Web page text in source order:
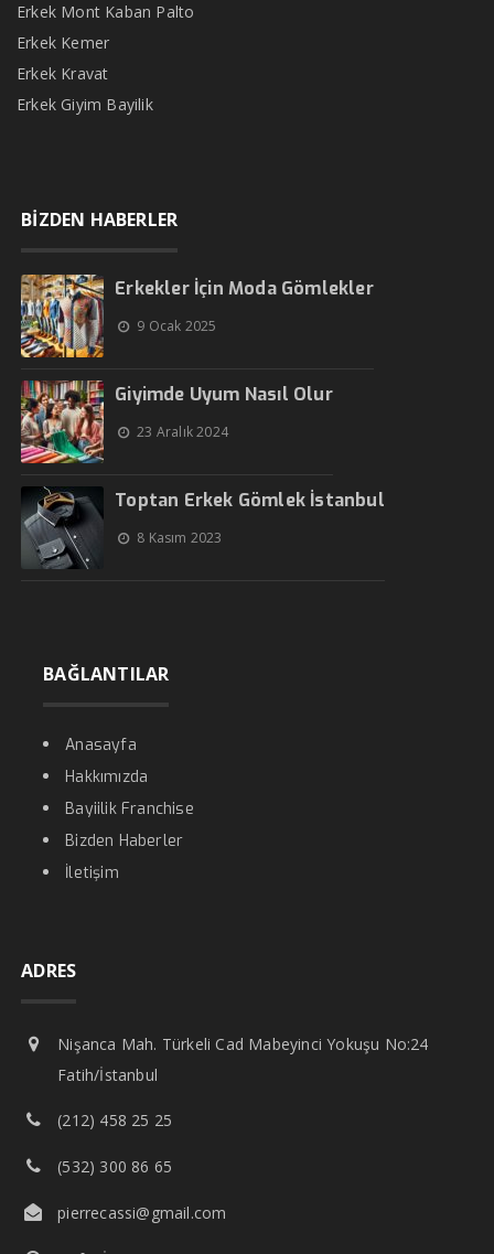
Erkek Mont Kaban Palto
Erkek Kemer
Erkek Kravat
Erkek Giyim Bayilik
BİZDEN HABERLER
Erkekler İçin Moda Gömlekler
9 Ocak 2025
Giyimde Uyum Nasıl Olur
23 Aralık 2024
Toptan Erkek Gömlek İstanbul
8 Kasım 2023
BAĞLANTILAR
Anasayfa
Hakkımızda
Bayiilik Franchise
Bizden Haberler
İletişim
ADRES
Nişanca Mah. Türkeli Cad Mabeyinci Yokuşu No:24
Fatih/İstanbul
(212) 458 25 25
(532) 300 86 65
pierrecassi@gmail.com